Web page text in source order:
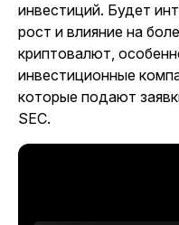
инвестиций. Будет
рост и влияние на
криптовалют,
инвестиционные
которые подают
SEC.